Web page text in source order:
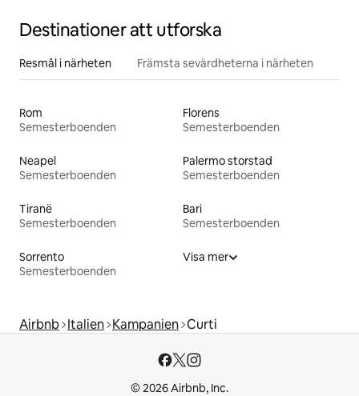
Destinationer att utforska
Resmål i närheten Främsta sevärdheterna i närheten
Rom
Semesterboenden
Florens
Semesterboenden
Neapel
Semesterboenden
Palermo storstad
Semesterboenden
Tiranë
Semesterboenden
Bari
Semesterboenden
Sorrento
Semesterboenden
Visa mer
Airbnb Italien Kampanien Curti
© 2026 Airbnb, Inc.